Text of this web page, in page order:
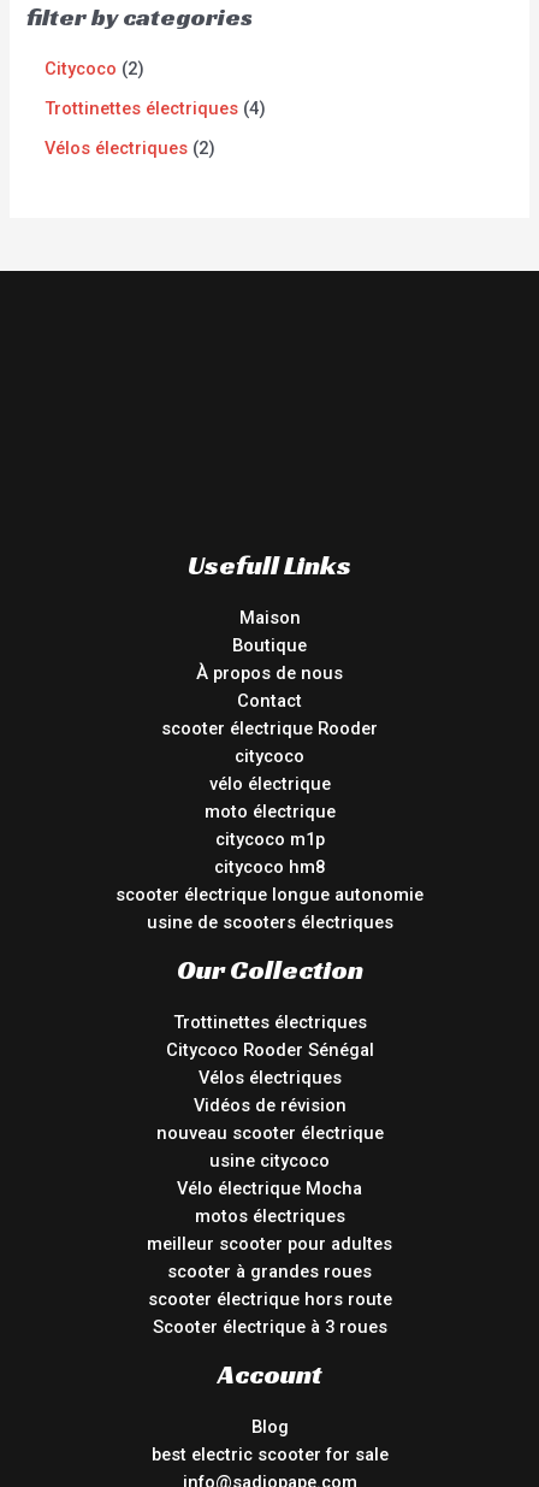
filter by categories
Citycoco 2
Trottinettes électriques 4
Vélos électriques 2
Usefull Links
Maison
Boutique
À propos de nous
Contact
scooter électrique Rooder
citycoco
vélo électrique
moto électrique
citycoco m1p
citycoco hm8
scooter électrique longue autonomie
usine de scooters électriques
Our Collection
Trottinettes électriques
Citycoco Rooder Sénégal
Vélos électriques
Vidéos de révision
nouveau scooter électrique
usine citycoco
Vélo électrique Mocha
motos électriques
meilleur scooter pour adultes
scooter à grandes roues
scooter électrique hors route
Scooter électrique à 3 roues
Account
Blog
best electric scooter for sale
info@sadiopape.com